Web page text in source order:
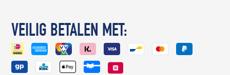
VEILIG BETALEN MET: